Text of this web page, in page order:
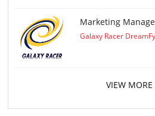
Marketing
Galaxy Racer
VIEW MORE